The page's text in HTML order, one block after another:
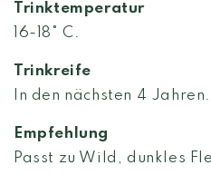
Trinktemperatur
16-18° C.
Trinkreife
In den nächsten 4 Jahren.
Empfehlung
Passt zu Wild, dunkles